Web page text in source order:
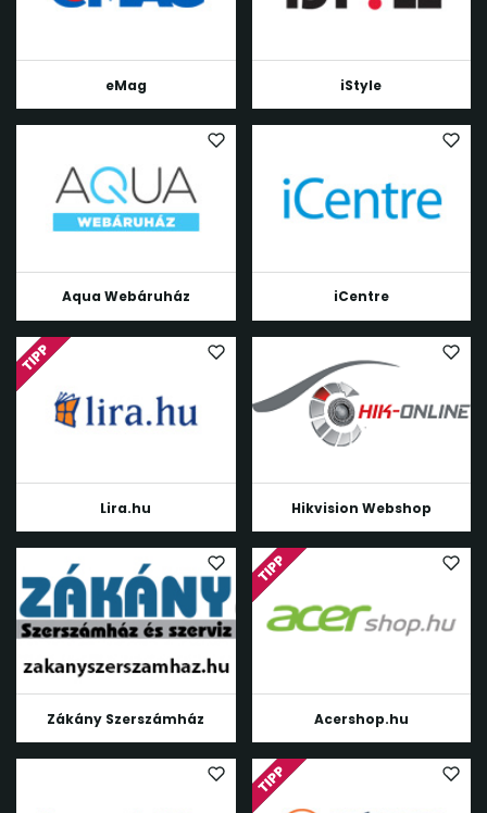
eMag iStyle
Aqua Webáruház iCentre
Lira.hu Hikvision Webshop
Zákány Szerszámház Acershop.hu